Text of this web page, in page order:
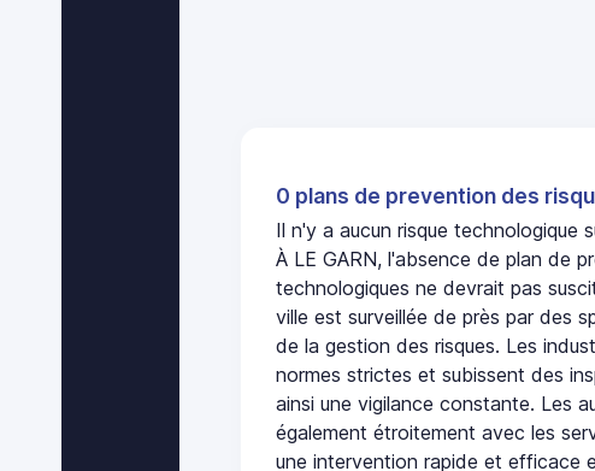
0 plans de prevention des
Il n'y a aucun risque technologique
À LE GARN, l'absence de plan de
technologiques ne devrait pas
ville est surveillée de près par des
de la gestion des risques. Les
normes strictes et subissent des
ainsi une vigilance constante. Les
également étroitement avec les
une intervention rapide et efficace